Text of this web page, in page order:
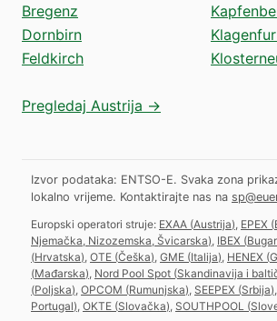
Bregenz
Dornbirn
Feldkirch
Pregledaj Austrija →
Izvor podataka: ENTSO-E. Svaka zona
lokalno vrijeme. Kontaktirajte nas na
Europski operatori struje: EXAA (Austrija) EPEX (
Njemačka, Nizozemska, Švicarska) IBEX (
(Hrvatska) OTE (Češka) GME (Italija) HENEX (
(Mađarska) Nord Pool Spot (Skandinavija i
(Poljska) OPCOM (Rumunjska) SEEPEX (Srbija)
Portugal) OKTE (Slovačka) SOUTHPOOL (